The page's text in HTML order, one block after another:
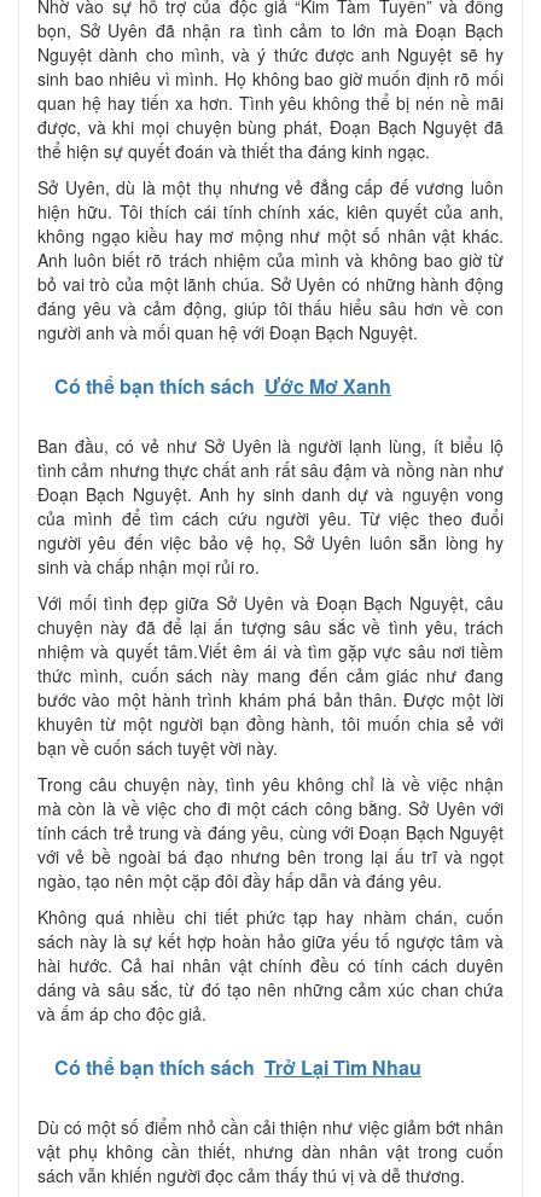
Nhờ vào sự hỗ trợ của độc giả “Kim Tàm Tuyến” và đồng
bọn, Sở Uyên đã nhận ra tình cảm to lớn mà Đoạn Bạch
Nguyệt dành cho mình, và ý thức được anh Nguyệt sẽ hy
sinh bao nhiêu vì mình. Họ không bao giờ muốn định rõ mối
quan hệ hay tiến xa hơn. Tình yêu không thể bị nén nề mãi
được, và khi mọi chuyện bùng phát, Đoạn Bạch Nguyệt đã
thể hiện sự quyết đoán và thiết tha đáng kinh ngạc.
Sở Uyên, dù là một thụ nhưng vẻ đẳng cấp đế vương luôn
hiện hữu. Tôi thích cái tính chính xác, kiên quyết của anh,
không ngạo kiều hay mơ mộng như một số nhân vật khác.
Anh luôn biết rõ trách nhiệm của mình và không bao giờ từ
bỏ vai trò của một lãnh chúa. Sở Uyên có những hành động
đáng yêu và cảm động, giúp tôi thấu hiểu sâu hơn về con
người anh và mối quan hệ với Đoạn Bạch Nguyệt.
Có thể bạn thích sách Ước Mơ Xanh
Ban đầu, có vẻ như Sở Uyên là người lạnh lùng, ít biểu lộ
tình cảm nhưng thực chất anh rất sâu đậm và nồng nàn như
Đoạn Bạch Nguyệt. Anh hy sinh danh dự và nguyện vong
của mình để tìm cách cứu người yêu. Từ việc theo đuổi
người yêu đến việc bảo vệ họ, Sở Uyên luôn sẵn lòng hy
sinh và chấp nhận mọi rủi ro.
Với mối tình đẹp giữa Sở Uyên và Đoạn Bạch Nguyệt, câu
chuyện này đã để lại ấn tượng sâu sắc về tình yêu, trách
nhiệm và quyết tâm.Viết êm ái và tìm gặp vực sâu nơi tiềm
thức mình, cuốn sách này mang đến cảm giác như đang
bước vào một hành trình khám phá bản thân. Được một lời
khuyên từ một người bạn đồng hành, tôi muốn chia sẻ với
bạn về cuốn sách tuyệt vời này.
Trong câu chuyện này, tình yêu không chỉ là về việc nhận
mà còn là về việc cho đi một cách công bằng. Sở Uyên với
tính cách trẻ trung và đáng yêu, cùng với Đoạn Bạch Nguyệt
với vẻ bề ngoài bá đạo nhưng bên trong lại ấu trĩ và ngọt
ngào, tạo nên một cặp đôi đầy hấp dẫn và đáng yêu.
Không quá nhiều chi tiết phức tạp hay nhàm chán, cuốn
sách này là sự kết hợp hoàn hảo giữa yếu tố ngược tâm và
hài hước. Cả hai nhân vật chính đều có tính cách duyên
dáng và sâu sắc, từ đó tạo nên những cảm xúc chan chứa
và ấm áp cho độc giả.
Có thể bạn thích sách Trở Lại Tìm Nhau
Dù có một số điểm nhỏ cần cải thiện như việc giảm bớt nhân
vật phụ không cần thiết, nhưng dàn nhân vật trong cuốn
sách vẫn khiến người đọc cảm thấy thú vị và dễ thương.